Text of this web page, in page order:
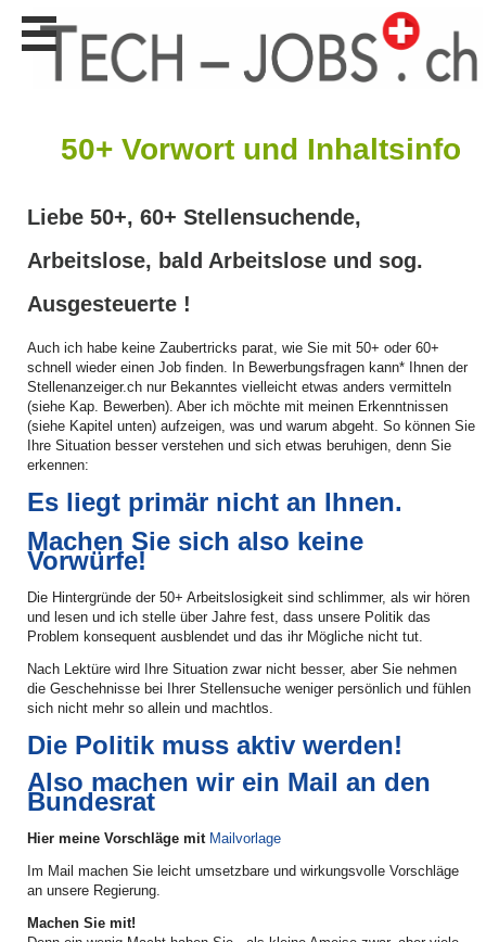
Stellen
Personalberatungen
Tipp's
WERBUNG
publizieren
JOB-
Lehrstellen
finden
Lehrstellen
gratis
inserieren
50+ Vorwort und Inhaltsinfo
Liebe 50+, 60+ Stellensuchende,
Arbeitslose, bald Arbeitslose und sog.
Ausgesteuerte !
Auch ich habe keine Zaubertricks parat, wie Sie mit 50+ oder 60+
schnell wieder einen Job finden. In Bewerbungsfragen kann* Ihnen der
Stellenanzeiger.ch nur Bekanntes vielleicht etwas anders vermitteln
(siehe Kap. Bewerben). Aber ich möchte mit meinen Erkenntnissen
(siehe Kapitel unten) aufzeigen, was und warum abgeht. So können Sie
Ihre Situation besser verstehen und sich etwas beruhigen, denn Sie
erkennen:
Es liegt primär nicht an Ihnen.
Machen Sie sich also keine
Vorwürfe!
Die Hintergründe der 50+ Arbeitslosigkeit sind schlimmer, als wir hören
und lesen und ich stelle über Jahre fest, dass unsere Politik das
Problem konsequent ausblendet und das ihr Mögliche nicht tut.
Nach Lektüre wird Ihre Situation zwar nicht besser, aber Sie nehmen
die Geschehnisse bei Ihrer Stellensuche weniger persönlich und fühlen
sich nicht mehr so allein und machtlos.
Die Politik muss aktiv werden!
Also machen wir ein Mail an den
Bundesrat
Hier meine Vorschläge mit Mailvorlage
Im Mail machen Sie leicht umsetzbare und wirkungsvolle Vorschläge
an unsere Regierung.
Machen Sie mit!